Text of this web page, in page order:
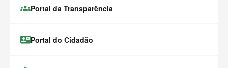
groupsPortal da Transparência
contact_mailPortal do Cidadão